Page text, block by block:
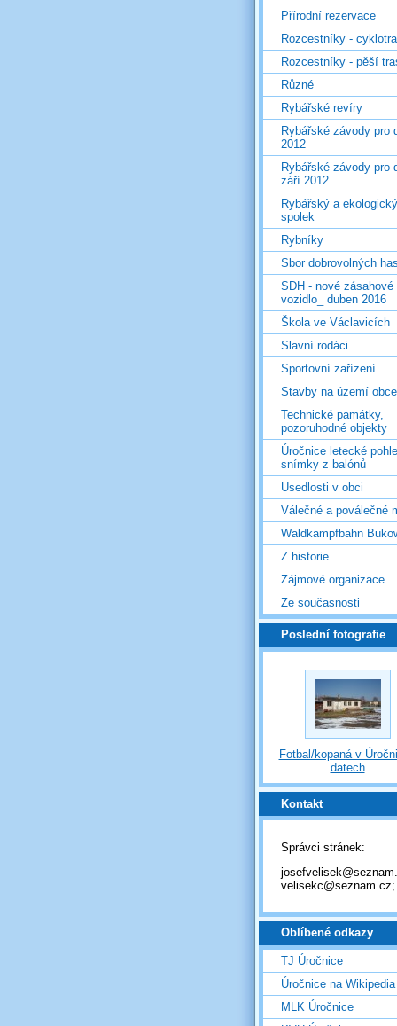
Přírodní rezervace
Rozcestníky -
Rozcestníky - pěší
Různé
Rybářské revíry
Rybářské závody pro
2012
Rybářské závody pro
září 2012
Rybářský a ekologický
spolek
Rybníky
Sbor dobrovolných
SDH - nové zásahové
vozidlo_ duben 2016
Škola ve Václavicích
Slavní rodáci.
Sportovní zařízení
Stavby na území obce
Technické památky,
pozoruhodné objekty
Úročnice letecké
snímky z balónů
Usedlosti v obci
Válečné a poválečné
Waldkampfbahn
Z historie
Zájmové organizace
Ze současnosti
Poslední fotografie
Fotbal/kopaná v
datech
Kontakt
Správci stránek:
velisekc@seznam.cz;
Oblíbené odkazy
TJ Úročnice
Úročnice na Wikipedia
MLK Úročnice